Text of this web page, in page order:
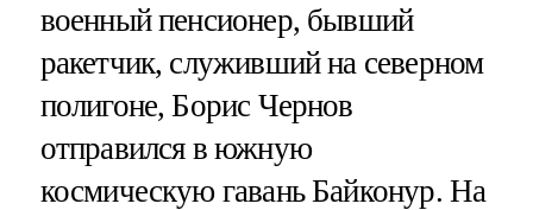
военный пенсионер, бывший
ракетчик, служивший на северном
полигоне, Борис Чернов
отправился в южную
космическую гавань Байконур. На